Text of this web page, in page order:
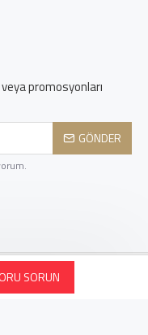
SORUN
promosyonları
GÖNDER